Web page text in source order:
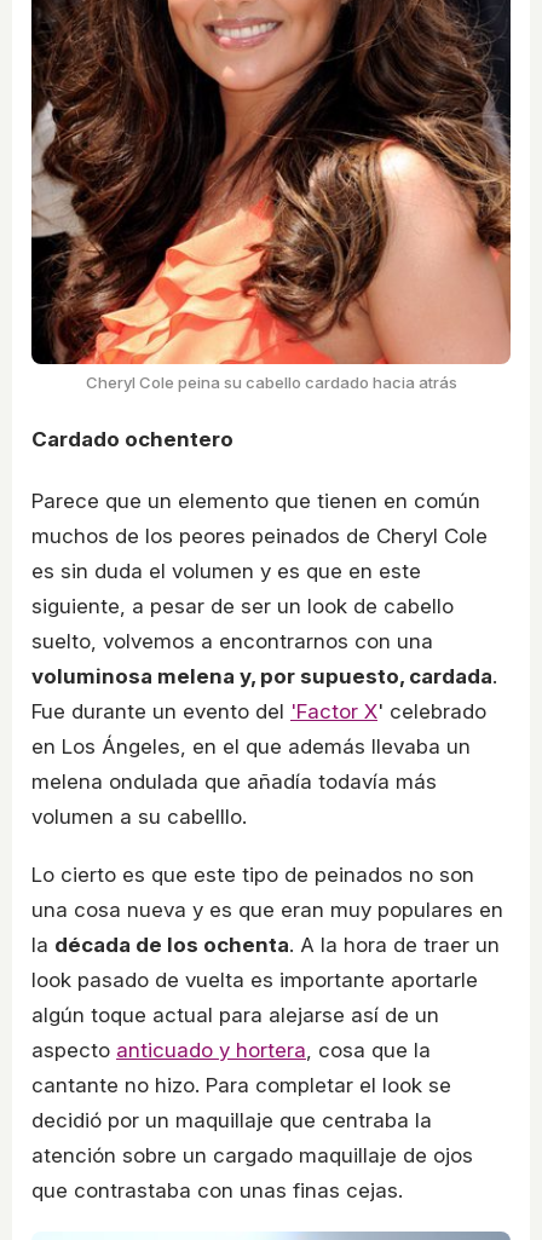
Cheryl Cole peina su cabello cardado hacia atrás
Cardado ochentero
Parece que un elemento que tienen en común
muchos de los peores peinados de Cheryl Cole
es sin duda el volumen y es que en este
siguiente, a pesar de ser un look de cabello
suelto, volvemos a encontrarnos con una
voluminosa melena y, por supuesto, cardada.
Fue durante un evento del 'Factor X' celebrado
en Los Ángeles, en el que además llevaba un
melena ondulada que añadía todavía más
volumen a su cabelllo.
Lo cierto es que este tipo de peinados no son
una cosa nueva y es que eran muy populares en
la década de los ochenta. A la hora de traer un
look pasado de vuelta es importante aportarle
algún toque actual para alejarse así de un
aspecto anticuado y hortera, cosa que la
cantante no hizo. Para completar el look se
decidió por un maquillaje que centraba la
atención sobre un cargado maquillaje de ojos
que contrastaba con unas finas cejas.